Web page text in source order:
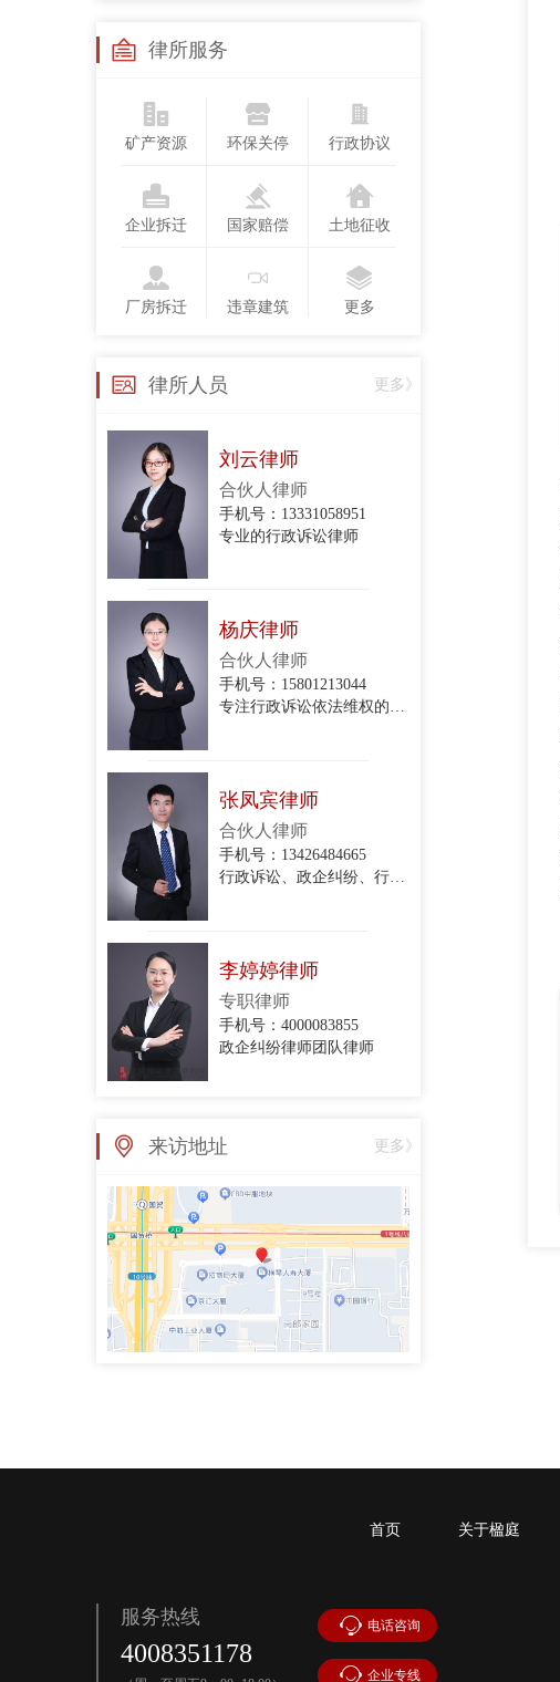
律所服务
矿产资源 环保关停 行政协议
企业拆迁 国家赔偿 土地征收
厂房拆迁 违章建筑 更多
律所人员 更多》
手机号：
执业律师
手机号：13718123775
政企纠纷、行政诉讼、股东损害公司债权人利益纠纷、股权转让合同纠纷、项目转让合同纠纷、委托代理合同纠纷、建设工程施工合同纠纷、房屋租赁合同纠纷、民间借贷合同纠纷、财产损害赔
刘云律师
合伙人律师
手机号：13331058951
专业的行政诉讼律师
杨庆律师
合伙人律师
手机号：15801213044
张凤宾律师
合伙人律师
手机号：13426484665
行政诉讼、政企纠纷、行政协议纠纷、拆迁与补偿、关停腾退
李婷婷律师
专职律师
手机号：4000083855
政企纠纷律师团队律师
专职律师
手机号：4000083855
政企纠纷律师团队专职律师
史鹏举律师
专职律师
手机号：4000083855
魏兴臣律师
李思萱
执业律师
来访地址 更多》
首页 关于楹庭
服务热线
4008351178
电话咨询
企业专线